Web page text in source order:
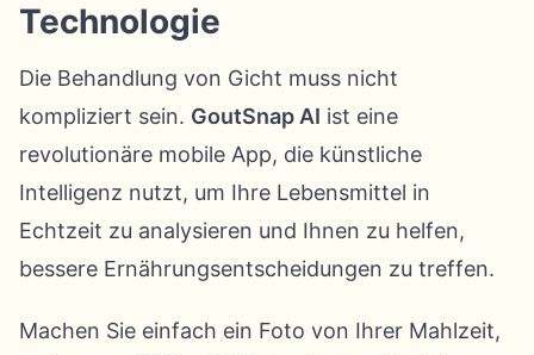
Technologie
Die Behandlung von Gicht muss nicht
kompliziert sein. GoutSnap AI ist eine
revolutionäre mobile App, die künstliche
Intelligenz nutzt, um Ihre Lebensmittel in
Echtzeit zu analysieren und Ihnen zu helfen,
bessere Ernährungsentscheidungen zu treffen.
Machen Sie einfach ein Foto von Ihrer Mahlzeit,